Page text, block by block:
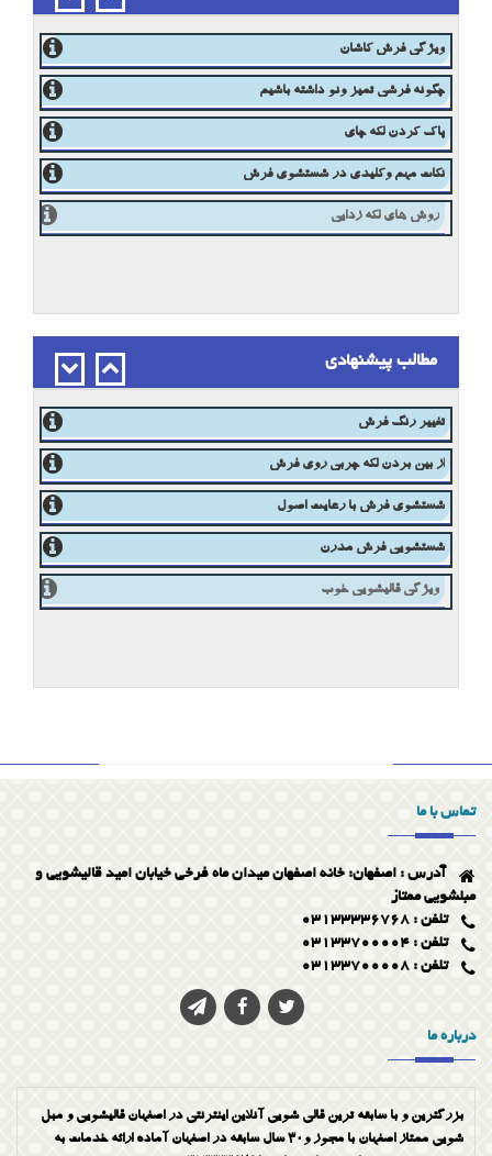
ویژگی فرش کاشان
چگونه فرشی تمیز ونو داشته باشیم
پاک کردن لکه چای
نکات مهم وکلیدی در شستشوی فرش
روش های لکه زدایی
مطالب پیشنهادی
تغییر رنگ فرش
از بین بردن لکه چربی روی فرش
شستشوی فرش با رعایت اصول
شستشویی فرش مدرن
ویژگی قالیشویی خوب
تماس با ما
آدرس : اصفهان: خانه اصفهان میدان ماه فرخی خیابان امید قالیشویی و
مبلشویی ممتاز
تلفن : 03133336768
تلفن : 03133700004
تلفن : 03133700008
درباره ما
بزرگترین و با سابقه ترین قالی شویی آنلاین اینترنتی در اصفهان قالیشویی و مبل
شویی ممتاز اصفهان با مجوز و30 سال سابقه در اصفهان آماده ارائه خدمات به